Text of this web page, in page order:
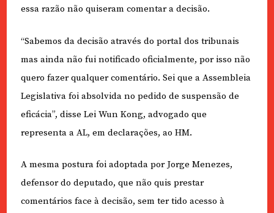
essa razão não quiseram comentar a decisão.
“Sabemos da decisão através do portal dos tribunais
mas ainda não fui notificado oficialmente, por isso não
quero fazer qualquer comentário. Sei que a Assembleia
Legislativa foi absolvida no pedido de suspensão de
eficácia”, disse Lei Wun Kong, advogado que
representa a AL, em declarações, ao HM.
A mesma postura foi adoptada por Jorge Menezes,
defensor do deputado, que não quis prestar
comentários face à decisão, sem ter tido acesso à